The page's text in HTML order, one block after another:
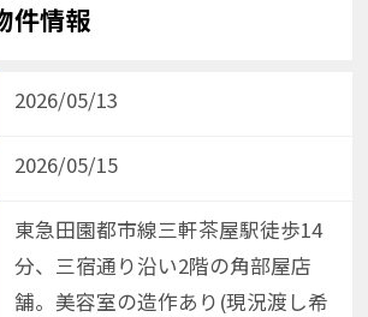
件情報
2026/05/13
2026/05/15
東急田園都市線三軒茶屋駅徒歩14
分、三宿通り沿い2階の角部屋店
舗。美容室の造作あり(現況渡し希